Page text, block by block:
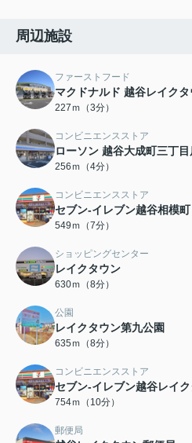
周辺施設
ファーストフード
マクドナルド 越谷レイク
227ｍ（3分）
コンビニエンスストア
ローソン 越谷大成町三丁目
256ｍ（4分）
コンビニエンスストア
セブン-イレブン越谷相模
549ｍ（7分）
ショッピングセンター
レイクタウン
630ｍ（8分）
公園
レイクタウン第九公園
635ｍ（8分）
コンビニエンスストア
セブン-イレブン越谷レイ
754ｍ（10分）
郵便局